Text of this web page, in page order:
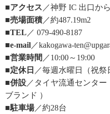
■アクセス ／神野 IC 出口か
■売場面積 ／約487.19m2
■TEL ／ 079-490-8187
■e-mail ／kakogawa-
■営業時間 ／10:00～19:00
■定休日 ／毎週水曜日（祝祭
■併設 ／タイヤ流通センタ
ブランド ）
■駐車場／約28台